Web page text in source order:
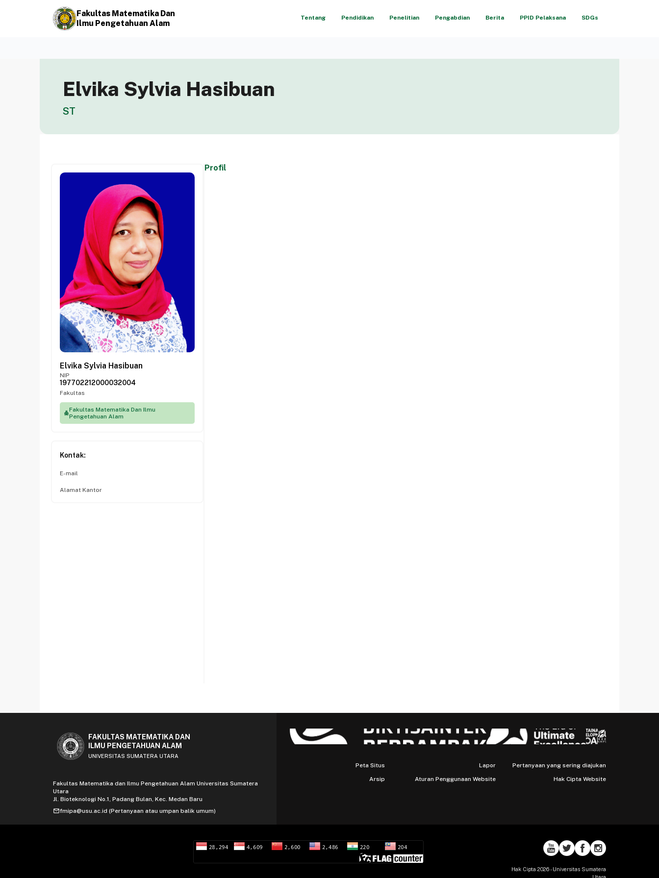
Fakultas Matematika Dan
Ilmu Pengetahuan Alam
Tentang Pendidikan Penelitian Pengabdian Berita PPID Pelaksana SDGs
Elvika Sylvia Hasibuan
ST
Elvika Sylvia Hasibuan
NIP
197702212000032004
Fakultas
Fakultas Matematika Dan Ilmu
Pengetahuan Alam
Kontak:
E-mail
Alamat Kantor
Profil
FAKULTAS MATEMATIKA DAN
ILMU PENGETAHUAN ALAM
UNIVERSITAS SUMATERA UTARA
Fakultas Matematika dan Ilmu Pengetahuan Alam Universitas Sumatera
Utara
Jl. Bioteknologi No.1, Padang Bulan, Kec. Medan Baru
mailfmipa@usu.ac.id (Pertanyaan atau umpan balik umum)
Peta Situs Lapor
Pertanyaan yang sering diajukan
Arsip
Aturan Penggunaan Website Hak Cipta Website
Hak Cipta 2026 - Universitas Sumatera